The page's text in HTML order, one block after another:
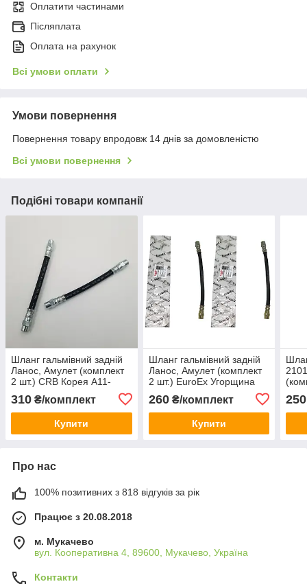
Оплатити частинами
Післяплата
Оплата на рахунок
Всі умови оплати
Умови повернення
Повернення товару впродовж 14 днів за домовленістю
Всі умови повернення
Подібні товари компанії
Шланг гальмівний задній
Ланос, Амулет (комплект
2 шт.) CRB Корея A11-
310 ₴/комплект
Купити
Шланг гальмівний задній
Ланос, Амулет (комплект
2 шт.) EuroEx Угорщина
260₴/комплект
Купити
250
Про нас
100% позитивних з 818 відгуків за рік
Працює з 20.08.2018
м. Мукачево
вул. Кооперативна 4, 89600, Мукачево, Україна
Контакти